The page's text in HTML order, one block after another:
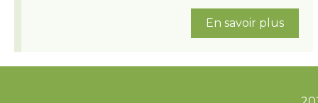
En savoir plus